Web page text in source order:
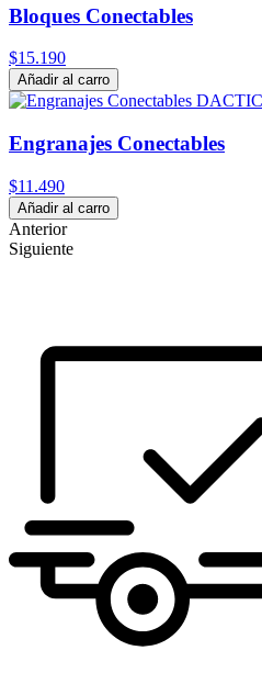
Bloques Conectables
$15.190
Añadir al carro
Engranajes Conectables
$11.490
Añadir al carro
Anterior
Siguiente